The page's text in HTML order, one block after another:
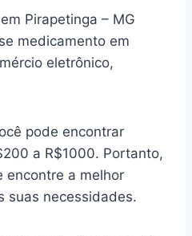
Pirapetinga – MG
medicamento em
eletrônico,
pode encontrar
a R$1000. Portanto,
encontre a melhor
suas necessidades.